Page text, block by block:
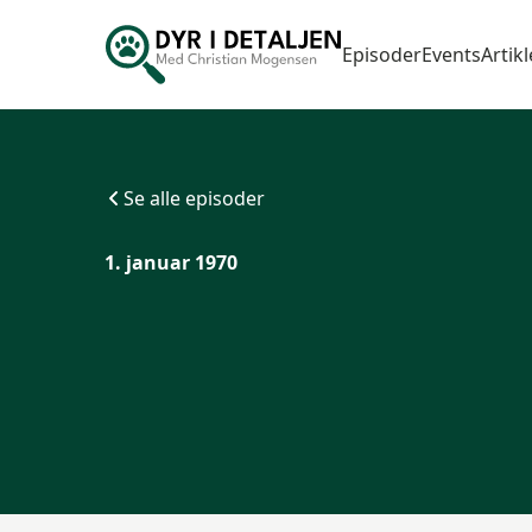
EpisoderEvents
Se alle episoder
1. januar 1970